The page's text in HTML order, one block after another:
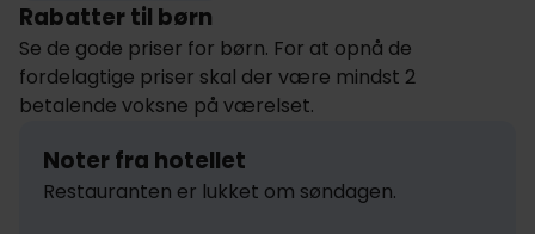
Rabatter til børn
Se de gode priser for børn. For at opnå de
fordelagtige priser skal der være mindst 2
betalende voksne på værelset.
Noter fra hotellet
Restauranten er lukket om søndagen.